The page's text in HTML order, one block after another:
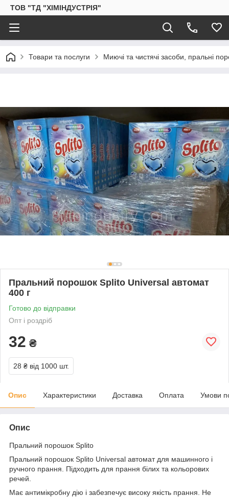
ТОВ "ТД "ХІМІНДУСТРІЯ"
Товари та послуги Миючі та чистячі засоби, пральні
Пральний порошок Splito Universal автомат
400 г
Готово до відправки
Опт і роздріб
32 ₴
28 ₴ від 1000 шт.
Опис Характеристики Доставка Оплата Умови
Опис
Пральний порошок Splito
Пральний порошок Splito Universal автомат для машинного і
ручного прання. Підходить для прання білих та кольорових
речей.
Має антимікробну дію і забезпечує високу якість прання. Не